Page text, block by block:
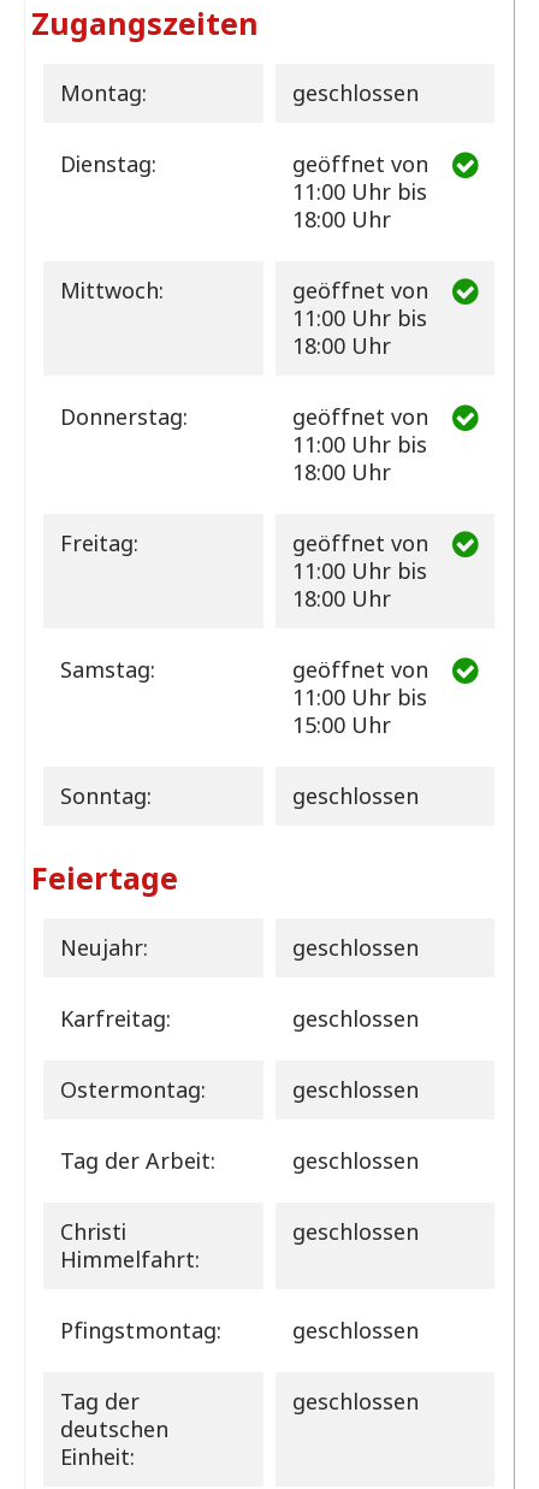
Zugangszeiten
Montag: geschlossen
Dienstag: geöffnet von
11:00 Uhr bis
18:00 Uhr
Mittwoch: geöffnet von
11:00 Uhr bis
18:00 Uhr
Donnerstag: geöffnet von
11:00 Uhr bis
18:00 Uhr
Freitag: geöffnet von
11:00 Uhr bis
18:00 Uhr
Samstag: geöffnet von
11:00 Uhr bis
15:00 Uhr
Sonntag: geschlossen
Feiertage
Neujahr: geschlossen
Karfreitag: geschlossen
Ostermontag: geschlossen
Tag der Arbeit: geschlossen
Christi
Himmelfahrt:
geschlossen
Pfingstmontag: geschlossen
Tag der
deutschen
Einheit:
geschlossen